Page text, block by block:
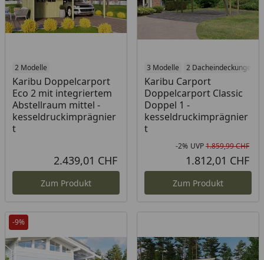
2 Modelle
Karibu Doppelcarport
Eco 2 mit integriertem
Abstellraum mittel -
kesseldruckimprägnier
t
2.439,01 CHF
Zum Produkt
3 Modelle 2 Dacheindeckungen
Karibu Carport
Doppelcarport Classic
Doppel 1 -
kesseldruckimprägnier
t
-2% UVP1.859,99 CHF
1.812,01 CHF
Zum Produkt
-9%